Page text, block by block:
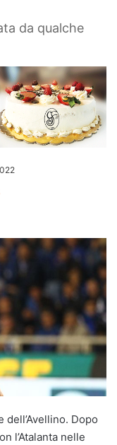
da qualche
dell’Avellino. Dopo
l’Atalanta nelle